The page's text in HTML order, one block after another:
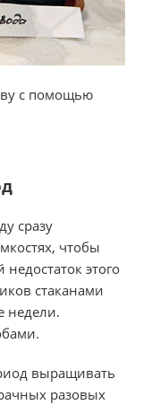
с помощью
сразу
чтобы
этого
стаканами
недели.
выращивать
разовых